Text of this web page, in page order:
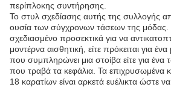
περίπλοκης συντήρησης.
Το στυλ σχεδίασης αυτής της συλλογής
ουσία των σύγχρονων τάσεων της μόδας.
σχεδιασμένο προσεκτικά για να
μοντέρνα αισθητική, είτε πρόκειται για ένα
που συμπληρώνει μια στοίβα είτε για ένα
που τραβά τα κεφάλια. Τα επιχρυσωμένα
18 καρατίων είναι αρκετά ευέλικτα ώστε